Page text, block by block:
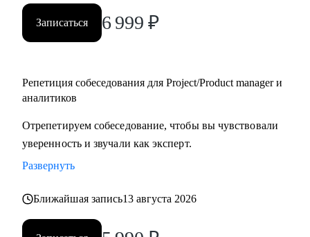
Записаться 6 999 ₽
Репетиция собеседования для Project/Product manager и
аналитиков
Отрепетируем собеседование, чтобы вы чувствовали
уверенность и звучали как эксперт.
Развернуть
Ближайшая запись13 августа 2026